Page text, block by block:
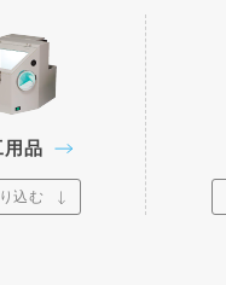
用品
込む